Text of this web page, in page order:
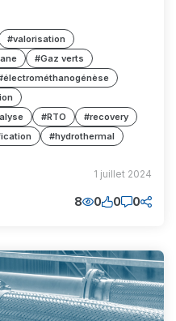
#valorisation
#Gaz verts
#RTO
#recovery
#hydrothermal
1 juillet 2024
8 0 0 0